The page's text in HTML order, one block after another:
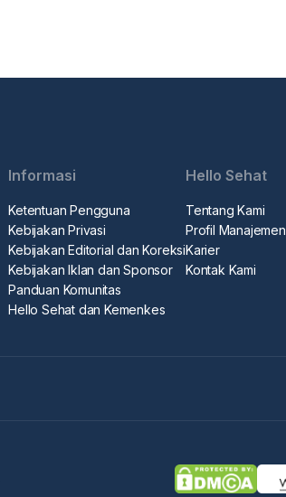
Informasi
Ketentuan Pengguna
Kebijakan Privasi
Kebijakan Editorial dan Koreksi
Kebijakan Iklan dan Sponsor
Panduan Komunitas
Hello Sehat dan Kemenkes
Hello Sehat
Tentang Kami
Profil Manajemen
Karier
Kontak Kami